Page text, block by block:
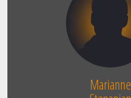
Marianne